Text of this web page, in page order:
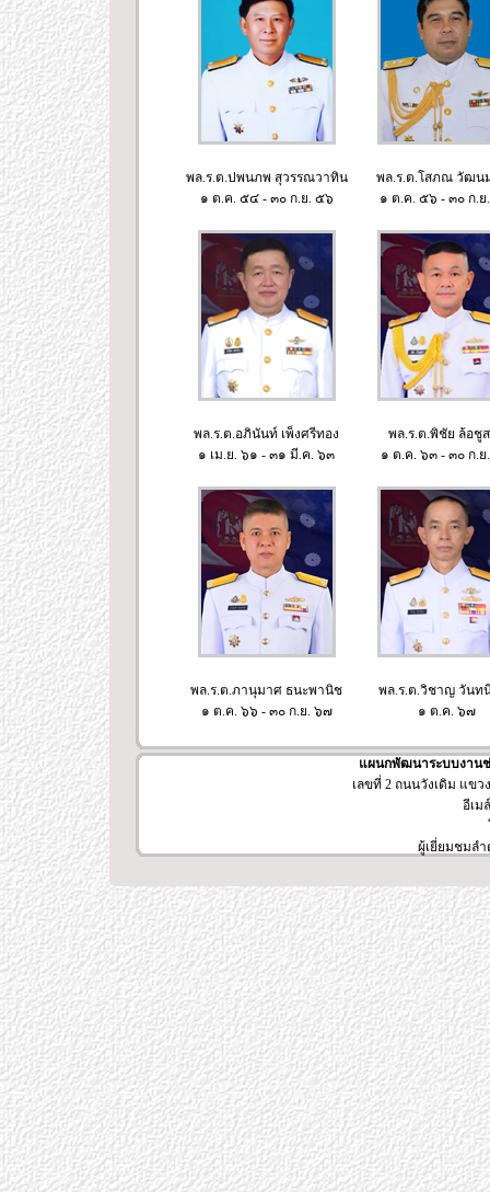
พล.ร.ต.ปพนภพ สุวรรณวาทิน
๑ ต.ค. ๕๔ - ๓๐ ก.ย. ๕๖
พล.ร.ต.โสภณ วัฒน
๑ ต.ค. ๕๖ - ๓๐ ก.
พล.ร.ต.อภินันท์ เพ็งศรีทอง
๑ เม.ย. ๖๑ - ๓๑ มี.ค. ๖๓
พล.ร.ต.พิชัย ล้อชู
๑ ต.ค. ๖๓ - ๓๐ ก.
พล.ร.ต.ภานุมาศ ธนะพานิช
๑ ต.ค. ๖๖ - ๓๐ ก.ย. ๖๗
พล.ร.ต.วิชาญ วันท
๑ ต.ค. ๖๗
แผนกพัฒนาระบบงานช่
เลขที่ 2 ถนนวังเดิม แขว
อีเม
ผู้เยี่ยมชม